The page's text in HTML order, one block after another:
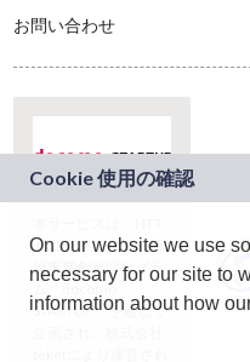
お問い合わせ
ドコモグループの新
規事業創出プログラ
ム「docomo
STARTUP」を通じて
On our website we use
necessary for our site to
information about how